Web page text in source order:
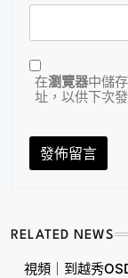
在瀏覽器中儲
址，以供下次
RELATED NEWS
視頻｜到越秀